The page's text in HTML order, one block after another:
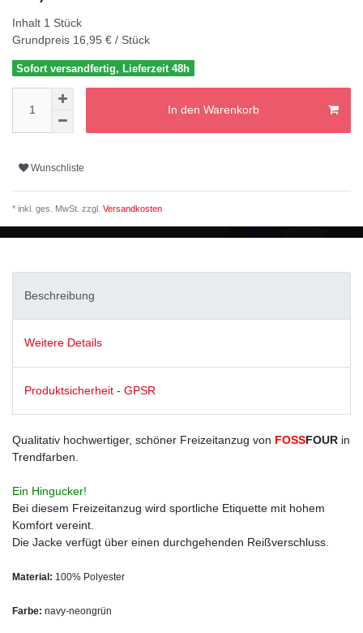
Inhalt 1 Stück
Grundpreis 16,95 € / Stück
Sofort versandfertig, Lieferzeit 48h
In den Warenkorb
Wunschliste
* inkl. ges. MwSt. zzgl. Versandkosten
Beschreibung
Weitere Details
Produktsicherheit - GPSR
Qualitativ hochwertiger, schöner Freizeitanzug von FOSSFOUR in
Trendfarben.
Ein Hingucker!
Bei diesem Freizeitanzug wird sportliche Etiquette mit hohem
Komfort vereint.
Die Jacke verfügt über einen durchgehenden Reißverschluss.
Material: 100% Polyester
Farbe: navy-neongrün